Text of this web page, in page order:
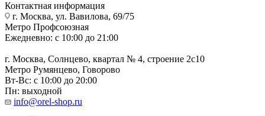
Контактная информация
г. Москва, ул. Вавилова, 69/75
Метро Профсоюзная
Ежедневно: с 10:00 до 21:00
г. Москва, Солнцево, квартал № 4, строение 2с10
Метро Румянцево, Говорово
Вт-Вс: с 10:00 до 20:00
Пн: выходной
info@orel-shop.ru